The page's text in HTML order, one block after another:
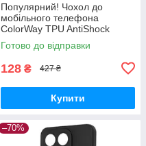
Популярний! Чохол до
мобільного телефона
ColorWay TPU AntiShock
Xiaomi Redmi Note 12 Clear
(CW-CTASXRN12) - Краща
Готово до відправки
128 ₴ 427 ₴
Купити
–70%